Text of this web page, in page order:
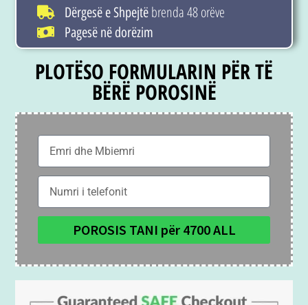
Dërgesë e Shpejtë brenda 48 orëve
Pagesë në dorëzim
PLOTËSO FORMULARIN PËR TË
BËRË POROSINË
POROSIS TANI për 4700 ALL